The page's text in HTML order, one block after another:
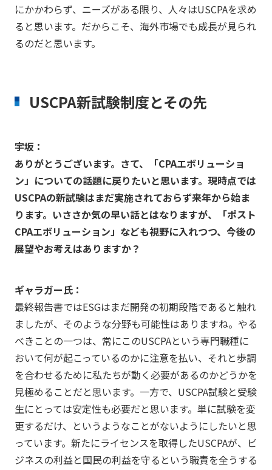
にかかわらず、ニーズがある限り、人々はUSCPAを求め
ると思います。だからこそ、海外市場でも成長が見られ
るのだと思います。
USCPA新試験制度とその先
宇坂：
ありがとうございます。さて、「CPAエボリューショ
ン」についての話題に戻りたいと思います。現時点では
USCPAの新試験はまだ実施されておらず来年から始ま
ります。いささか気の早い話とはなりますが、「ポスト
CPAエボリューション」なども視野に入れつつ、今後の
展望やお考えはありますか？
ギャラガー氏：
最終報告書ではESGはまだ開発の初期段階であると触れ
ましたが、そのような分野も可能性はありますね。やる
べきことの一つは、常にこのUSCPAという専門職種に
おいて何が起こっているのかに注意を払い、それと歩調
を合わせるために私たちが動く必要があるのかどうかを
見極めることだと思います。一方で、USCPA試験と受験
生にとっては安定性も必要だと思います。単に試験を変
更するだけ、というようなことがないようにしたいと思
っています。新たにライセンスを取得したUSCPAが、ビ
ジネスの利益と国民の利益を守るという職責を全うする